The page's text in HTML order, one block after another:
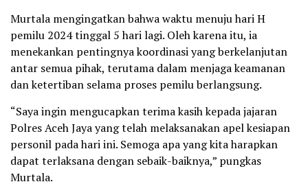
Murtala mengingatkan bahwa waktu menuju hari H
pemilu 2024 tinggal 5 hari lagi. Oleh karena itu, ia
menekankan pentingnya koordinasi yang berkelanjutan
antar semua pihak, terutama dalam menjaga keamanan
dan ketertiban selama proses pemilu berlangsung.
“Saya ingin mengucapkan terima kasih kepada jajaran
Polres Aceh Jaya yang telah melaksanakan apel kesiapan
personil pada hari ini. Semoga apa yang kita harapkan
dapat terlaksana dengan sebaik-baiknya,” pungkas
Murtala.